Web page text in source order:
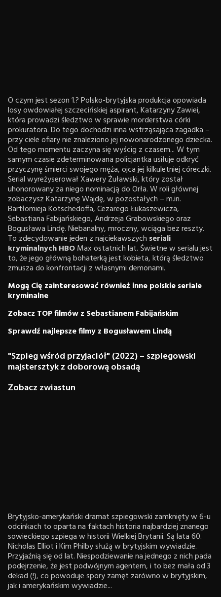
O czym jest sezon 1.? Polsko-brytyjska produkcja opowiada
losy owdowiałej szczecińskiej aspirant, Katarzyny Zawiei,
która prowadzi śledztwo w sprawie morderstwa córki
prokuratora. Do tego dochodzi inna wstrząsająca zagadka –
przy ciele ofiary nie znaleziono jej nowonarodzonego dziecka.
Od tego momentu zaczyna się wyścig z czasem... W tym
samym czasie zdeterminowana policjantka usiłuje odkryć
przyczynę śmierci swojego męża, ojca jej kilkuletniej córeczki.
Serial wyreżyserował Xawery Żuławski, który został
uhonorowany za niego nominacją do Orła. W roli głównej
zobaczysz Katarzynę Wajdę, w pozostałych – m.in.
Bartłomieja Kotschedoffa, Cezarego Łukaszewicza,
Sebastiana Fabijańskiego, Andrzeja Grabowskiego oraz
Bogusława Lindę. Niebanalny, mroczny, wciąga bez reszty.
To zdecydowanie jeden z najciekawszych seriali
kryminalnych HBOMax ostatnich lat. Świetne w serialu jest
to, że jego główną bohaterką jest kobieta, którą śledztwo
zmusza do konfrontacji z własnymi demonami.
Mogą Cię zainteresować również inne polskie seriale
kryminalne
Zobacz TOP filmów z Sebastianem Fabijańskim
Sprawdź najlepsze filmy z Bogusławem Lindą
"Szpieg wśród przyjaciół" (2022) – szpiegowski
majstersztyk z doborową obsadą
Zobacz zwiastun
Brytyjsko-amerykański dramat szpiegowski zamknięty w 6-u
odcinkach to oparta na faktach historia najbardziej znanego
sowieckiego szpiega w historii Wielkiej Brytanii. Są lata 60.
Nicholas Elliot i Kim Philby służą w brytyjskim wywiadzie.
Przyjaźnią się od lat. Niespodziewanie na jednego z nich pada
podejrzenie, że jest podwójnym agentem, i to bez mała od 3
dekad (!), co powoduje spory zamęt zarówno w brytyjskim,
jak i amerykańskim wywiadzie...